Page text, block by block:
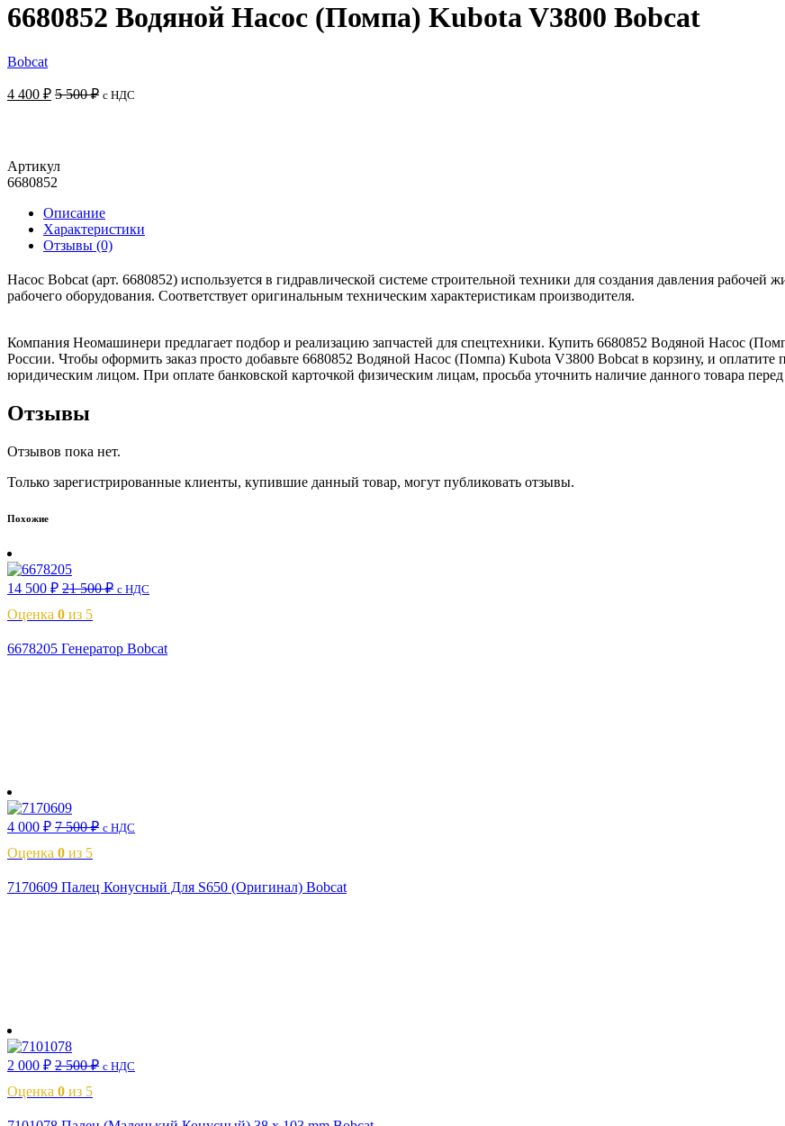
6680852 Водяной Насос (Помпа) Kubota V3800 Bobcat
Bobcat
4 400 ₽ 5 500₽ с НДС
Артикул
6680852
Описание
Характеристики
Отзывы (0)
Насос Bobcat (арт. 6680852) используется в гидравлической системе строительной техники для создания давления
рабочего оборудования. Соответствует оригинальным техническим характеристикам производителя.
Компания Неомашинери предлагает подбор и реализацию запчастей для спецтехники. Купить 6680852 Водяной Насос
России. Чтобы оформить заказ просто добавьте 6680852 Водяной Насос (Помпа) Kubota V3800 Bobcat в корзину, и оплатите
юридическим лицом. При оплате банковской карточкой физическим лицам, просьба уточнить наличие данного товара
Отзывы
Отзывов пока нет.
Только зарегистрированные клиенты, купившие данный товар, могут публиковать отзывы.
Похожие
14 500 ₽ 21 500₽ с НДС
Оценка 0 из 5
6678205 Генератор Bobcat
4 000 ₽ 7 500₽ с НДС
Оценка 0 из 5
7170609 Палец Конусный Для S650 (Оригинал) Bobcat
2 000 ₽ 2 500₽ с НДС
Оценка 0 из 5